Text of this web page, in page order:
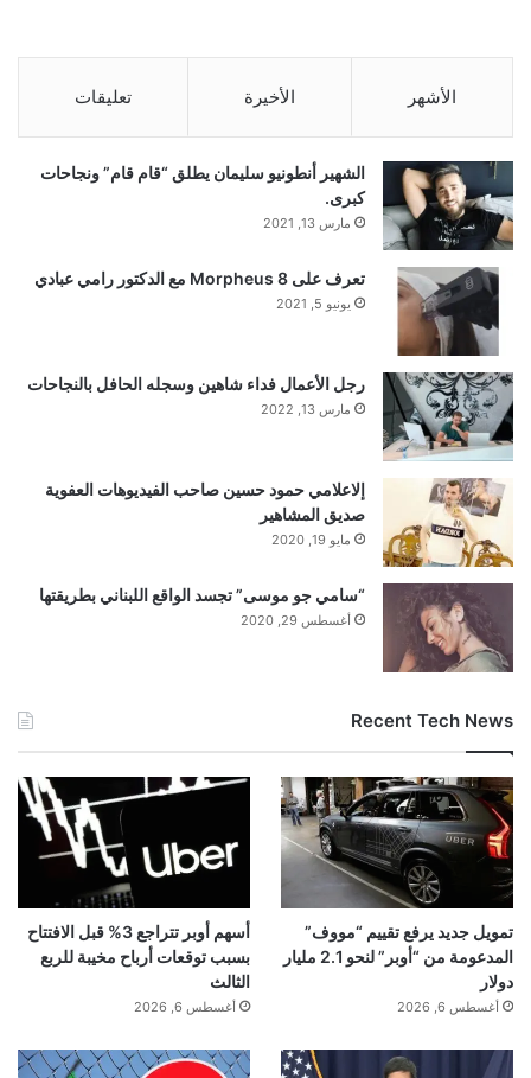
الأشهر الأخيرة تعليقات
الشهير أنطونيو سليمان يطلق “قام قام” ونجاحات
كبرى.
مارس 13, 2021
تعرف على Morpheus 8 مع الدكتور رامي عبادي
يونيو 5, 2021
رجل الأعمال فداء شاهين وسجله الحافل بالنجاحات
مارس 13, 2022
إلاعلامي حمود حسين صاحب الفيديوهات العفوية
صديق المشاهير
مايو 19, 2020
“سامي جو موسى” تجسد الواقع اللبناني بطريقتها
أغسطس 29, 2020
Recent Tech News
تمويل جديد يرفع تقييم “مووف”
المدعومة من “أوبر” لنحو 2.1 مليار
دولار
أغسطس 6, 2026
أسهم أوبر تتراجع 3% قبل الافتتاح
بسبب توقعات أرباح مخيبة للربع
الثالث
أغسطس 6, 2026